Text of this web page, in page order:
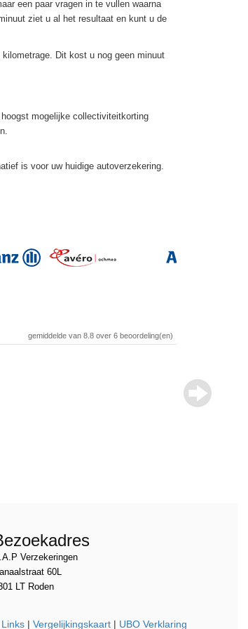
een paar vragen in te vullen waarna
ziet u al het resultaat en kunt u de
Dit kost u nog geen minuut
mogelijke collectiviteitkorting
is voor uw huidige autoverzekering.
Woonplaats
Geschreven op
Beoordeling
gemiddelde van 8.8 over 6 beoordeling(en)
Verzekeringen
60L
LT Roden
Links | Vergelijkingskaart | UBO Verklaring